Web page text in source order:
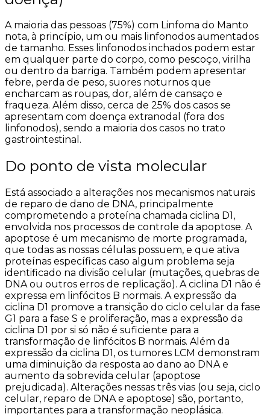
A maioria das pessoas (75%) com Linfoma do Manto
nota, à princípio, um ou mais linfonodos aumentados
de tamanho. Esses linfonodos inchados podem estar
em qualquer parte do corpo, como pescoço, virilha
ou dentro da barriga. Também podem apresentar
febre, perda de peso, suores noturnos que
encharcam as roupas, dor, além de cansaço e
fraqueza. Além disso, cerca de 25% dos casos se
apresentam com doença extranodal (fora dos
linfonodos), sendo a maioria dos casos no trato
gastrointestinal.
Do ponto de vista molecular
Está associado a alterações nos mecanismos naturais
de reparo de dano de DNA, principalmente
comprometendo a proteína chamada ciclina D1,
envolvida nos processos de controle da apoptose. A
apoptose é um mecanismo de morte programada,
que todas as nossas células possuem, e que ativa
proteínas específicas caso algum problema seja
identificado na divisão celular (mutações, quebras de
DNA ou outros erros de replicação). A ciclina D1 não é
expressa em linfócitos B normais. A expressão da
ciclina D1 promove a transição do ciclo celular da fase
G1 para a fase S e proliferação, mas a expressão da
ciclina D1 por si só não é suficiente para a
transformação de linfócitos B normais. Além da
expressão da ciclina D1, os tumores LCM demonstram
uma diminuição da resposta ao dano ao DNA e
aumento da sobrevida celular (apoptose
prejudicada). Alterações nessas três vias (ou seja, ciclo
celular, reparo de DNA e apoptose) são, portanto,
importantes para a transformação neoplásica.